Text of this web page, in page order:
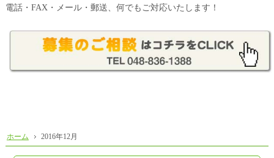
電話・FAX・メール・郵送、何でもご対応いたします！
ホーム 2016年12月